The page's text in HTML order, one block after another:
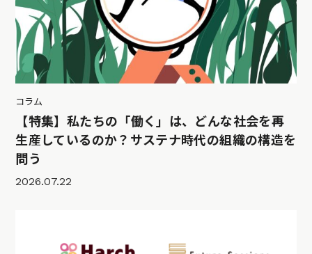
コラム
【特集】私たちの「働く」は、どんな社会を再
生産しているのか？サステナ時代の組織の構造を
問う
2026.07.22